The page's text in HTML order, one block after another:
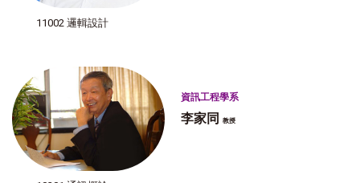
11002 邏輯設計
資訊工程學系
李家同 教授